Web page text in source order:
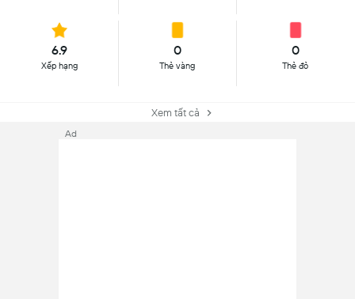
6.9
Xếp hạng
0
Thẻ vàng
0
Thẻ đỏ
Xem tất cả
Ad